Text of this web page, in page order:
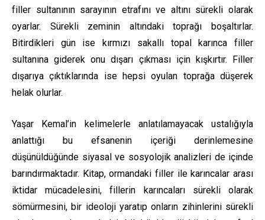
filler sultanının sarayının etrafını ve altını sürekli olarak
oyarlar. Sürekli zeminin altındaki toprağı boşaltırlar.
Bitirdikleri gün ise kırmızı sakallı topal karınca filler
sultanına giderek onu dışarı çıkması için kışkırtır. Filler
dışarıya çıktıklarında ise hepsi oyulan toprağa düşerek
helak olurlar.
Yaşar Kemal’in kelimelerle anlatılamayacak ustalığıyla
anlattığı bu efsanenin içeriği derinlemesine
düşünüldüğünde siyasal ve sosyolojik analizleri de içinde
barındırmaktadır. Kitap, ormandaki filler ile karıncalar arası
iktidar mücadelesini, fillerin karıncaları sürekli olarak
sömürmesini, bir ideoloji yaratıp onların zihinlerini sürekli